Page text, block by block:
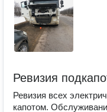
Ревизия
Ревизия всех
капотом.